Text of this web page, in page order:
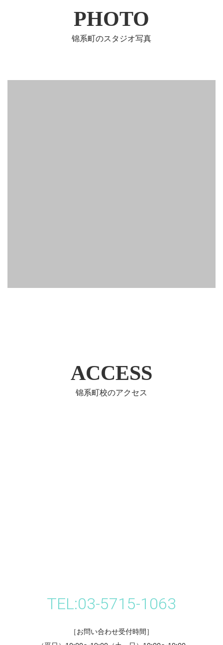
PHOTO
锦系町のスタジオ写真
ACCESS
锦系町校のアクセス
TEL:03-5715-1063
［お問い合わせ受付時間］